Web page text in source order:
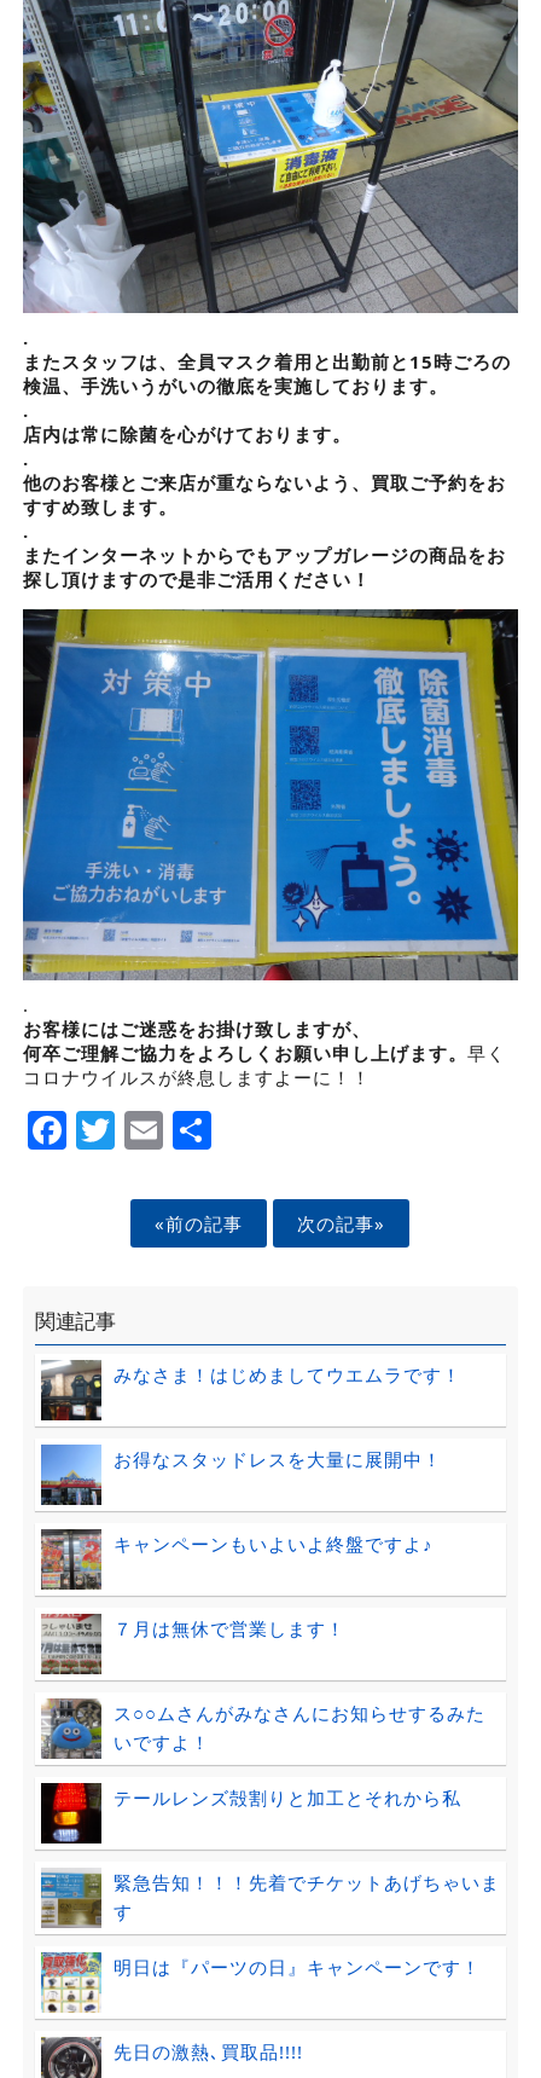
.
またスタッフは、全員マスク着用と出勤前と15時ごろの
検温、手洗いうがいの徹底を実施しております。
.
店内は常に除菌を心がけております。
.
他のお客様とご来店が重ならないよう、買取ご予約をお
すすめ致します。
.
またインターネットからでもアップガレージの商品をお
探し頂けますので是非ご活用ください！
.
お客様にはご迷惑をお掛け致しますが、
何卒ご理解ご協力をよろしくお願い申し上げます。 早く
コロナウイルスが終息しますよーに！！
Facebook
Twitter
EmailShare
«前の記事 次の記事»
関連記事
みなさま！はじめましてウエムラです！
お得なスタッドレスを大量に展開中！
キャンペーンもいよいよ終盤ですよ♪
７月は無休で営業します！
ス○○ムさんがみなさんにお知らせするみた
いですよ！
テールレンズ殻割りと加工とそれから私
緊急告知！！！先着でチケットあげちゃいま
す
明日は『パーツの日』キャンペーンです！
先日の激熱､買取品!!!!